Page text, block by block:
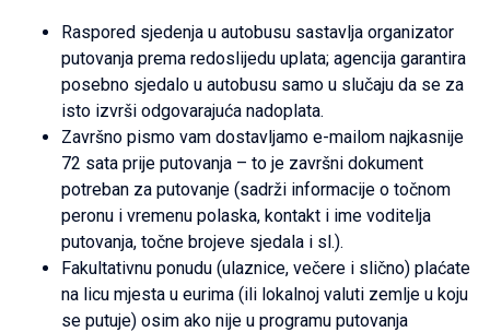
Raspored sjedenja u autobusu sastavlja organizator
putovanja prema redoslijedu uplata; agencija garantira
posebno sjedalo u autobusu samo u slučaju da se za
isto izvrši odgovarajuća nadoplata.
Završno pismo vam dostavljamo e-mailom najkasnije
72 sata prije putovanja – to je završni dokument
potreban za putovanje (sadrži informacije o točnom
peronu i vremenu polaska, kontakt i ime voditelja
putovanja, točne brojeve sjedala i sl.).
Fakultativnu ponudu (ulaznice, večere i slično) plaćate
na licu mjesta u eurima (ili lokalnoj valuti zemlje u koju
se putuje) osim ako nije u programu putovanja